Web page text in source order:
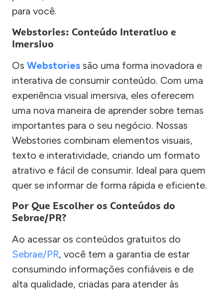
para você.
Webstories: Conteúdo Interativo e
Imersivo
Os Webstories são uma forma inovadora e
interativa de consumir conteúdo. Com uma
experiência visual imersiva, eles oferecem
uma nova maneira de aprender sobre temas
importantes para o seu negócio. Nossas
Webstories combinam elementos visuais,
texto e interatividade, criando um formato
atrativo e fácil de consumir. Ideal para quem
quer se informar de forma rápida e eficiente.
Por Que Escolher os Conteúdos do
Sebrae/PR?
Ao acessar os conteúdos gratuitos do
Sebrae/PR, você tem a garantia de estar
consumindo informações confiáveis e de
alta qualidade, criadas para atender às